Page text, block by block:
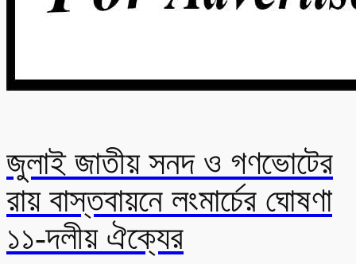
জুলাই জাতীয় সনদ ও গণভোটের
রায় বাস্তবায়নে লংমার্চের ঘোষণা
১১-দলীয় ঐক্যের